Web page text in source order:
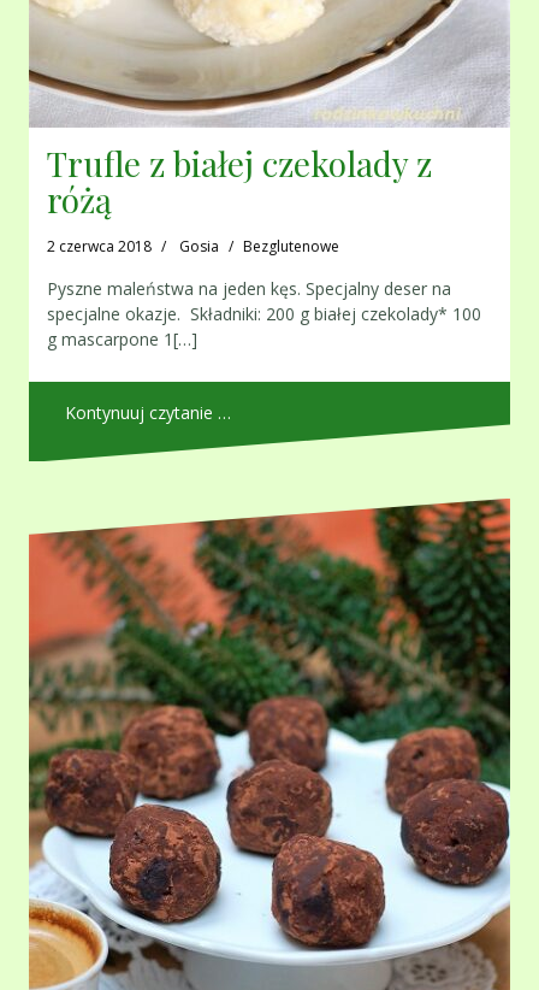
Trufle z białej czekolady z
różą
2 czerwca 2018 Gosia Bezglutenowe
Pyszne maleństwa na jeden kęs. Specjalny deser na
specjalne okazje. Składniki: 200 g białej czekolady* 100
g mascarpone 1[…]
Kontynuuj czytanie …